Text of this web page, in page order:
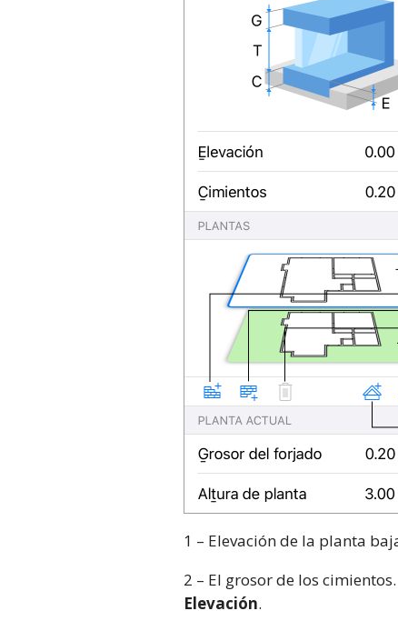
1 – Elevación de la planta
2 – El grosor de los
Elevación.